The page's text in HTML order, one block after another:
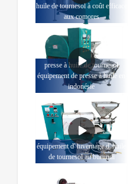
huile de tournesol à coût efficace
aux comores
presse à huile de tournesol
équipement de presse à huile en
indonésie
équipement d' hivernage d' huile
de tournesol au burundi